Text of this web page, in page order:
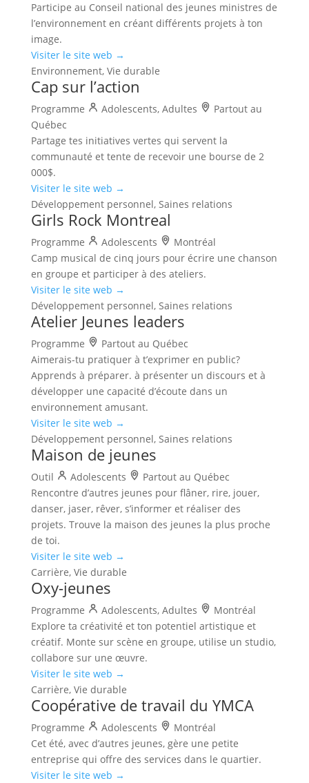
Participe au Conseil national des jeunes ministres de
l’environnement en créant différents projets à ton
image.
Visiter le site web →
Environnement, Vie durable
Cap sur l’action
Programme Adolescents, Adultes
Partout au
Québec
Partage tes initiatives vertes qui servent la
communauté et tente de recevoir une bourse de 2
000$.
Visiter le site web →
Développement personnel, Saines relations
Girls Rock Montreal
Programme Adolescents
Montréal
Camp musical de cinq jours pour écrire une chanson
en groupe et participer à des ateliers.
Visiter le site web →
Développement personnel, Saines relations
Atelier Jeunes leaders
Programme
Partout au Québec
Aimerais-tu pratiquer à t’exprimer en public?
Apprends à préparer. à présenter un discours et à
développer une capacité d’écoute dans un
environnement amusant.
Visiter le site web →
Développement personnel, Saines relations
Maison de jeunes
Outil Adolescents
Partout au Québec
Rencontre d’autres jeunes pour flâner, rire, jouer,
danser, jaser, rêver, s’informer et réaliser des
projets. Trouve la maison des jeunes la plus proche
de toi.
Visiter le site web →
Carrière, Vie durable
Oxy-jeunes
Programme Adolescents, Adultes
Montréal
Explore ta créativité et ton potentiel artistique et
créatif. Monte sur scène en groupe, utilise un studio,
collabore sur une œuvre.
Visiter le site web →
Carrière, Vie durable
Coopérative de travail du YMCA
Programme Adolescents
Montréal
Cet été, avec d’autres jeunes, gère une petite
entreprise qui offre des services dans le quartier.
Visiter le site web →